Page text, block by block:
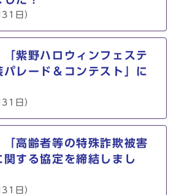
日）
紫野ハロウィンフェステ
パレード＆コンテスト」に
日）
高齢者等の特殊詐欺被害
関する協定を締結しまし
日）